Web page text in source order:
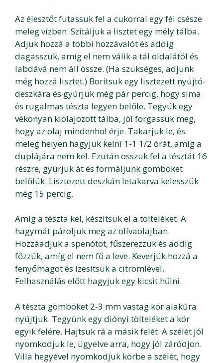
Az élesztőt futassuk fel a cukorral egy fél csésze
meleg vízben. Szitáljuk a lisztet egy mély tálba.
Adjuk hozzá a többi hozzávalót és addig
dagasszuk, amíg el nem válik a tál oldalától és
labdává nem áll össze. (Ha szükséges, adjunk
még hozzá lisztet.) Borítsuk egy lisztezett nyújtó-
deszkára és gyúrjuk még pár percig, hogy sima
és rugalmas tészta legyen belőle. Tegyük egy
vékonyan kiolajozott tálba, jól forgassuk meg,
hogy az olaj mindenhol érje. Takarjuk le, és
meleg helyen hagyjuk kelni 1-1 1/2 órát, amíg a
duplájára nem kel. Ezután osszuk fel a tésztát 16
részre, gyúrjuk át és formáljunk gömböket
belőlük. Lisztezett deszkán letakarva kelesszük
még 15 percig.
Amíg a tészta kel, készítsük el a tölteléket. A
hagymát pároljuk meg az olívaolajban.
Hozzáadjuk a spenótot, fűszerezzük és addig
főzzük, amíg el nem fő a leve. Keverjük hozzá a
fenyőmagot és ízesítsük a citromlével.
Felhasználás előtt hagyjuk egy kicsit hűlni.
A tészta gömböket 2-3 mm vastag kör alakúra
nyújtjuk. Tegyünk egy diónyi tölteléket a kör
egyik felére. Hajtsuk rá a másik felét. A szélét jól
nyomkodjuk le, ügyelve arra, hogy jól záródjon.
Villa hegyével nyomkodjuk körbe a szélét, hogy